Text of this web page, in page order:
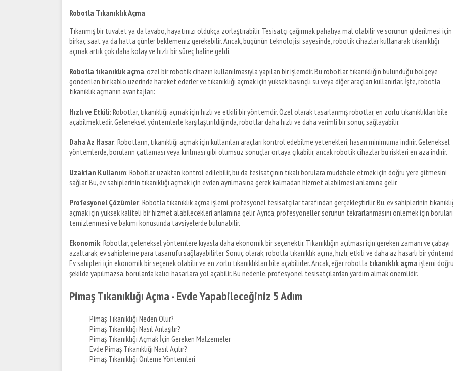
Robotla Tıkanıklık Açma
Tıkanmış bir tuvalet ya da lavabo, hayatınızı oldukça zorlaştırabilir. Tesisatçı çağırmak pahalıya mal olabilir ve sorunun giderilmesi için
birkaç saat ya da hatta günler beklemeniz gerekebilir. Ancak, bugünün teknolojisi sayesinde, robotik cihazlar kullanarak tıkanıklığı
açmak artık çok daha kolay ve hızlı bir süreç haline geldi.
Robotla tıkanıklık açma, özel bir robotik cihazın kullanılmasıyla yapılan bir işlemdir. Bu robotlar, tıkanıklığın bulunduğu bölgeye
gönderilen bir kablo üzerinde hareket ederler ve tıkanıklığı açmak için yüksek basınçlı su veya diğer araçları kullanırlar. İşte, robotla
tıkanıklık açmanın avantajları:
Hızlı ve Etkili: Robotlar, tıkanıklığı açmak için hızlı ve etkili bir yöntemdir. Özel olarak tasarlanmış robotlar, en zorlu tıkanıklıkları bile
açabilmektedir. Geleneksel yöntemlerle karşılaştırıldığında, robotlar daha hızlı ve daha verimli bir sonuç sağlayabilir.
Daha Az Hasar: Robotların, tıkanıklığı açmak için kullanılan araçları kontrol edebilme yetenekleri, hasarı minimuma indirir. Geleneksel
yöntemlerde, boruların çatlaması veya kırılması gibi olumsuz sonuçlar ortaya çıkabilir, ancak robotik cihazlar bu riskleri en aza indirir.
Uzaktan Kullanım: Robotlar, uzaktan kontrol edilebilir, bu da tesisatçının tıkalı borulara müdahale etmek için doğru yere gitmesini
sağlar. Bu, ev sahiplerinin tıkanıklığı açmak için evden ayrılmasına gerek kalmadan hizmet alabilmesi anlamına gelir.
Profesyonel Çözümler: Robotla tıkanıklık açma işlemi, profesyonel tesisatçılar tarafından gerçekleştirilir. Bu, ev sahiplerinin
açmak için yüksek kaliteli bir hizmet alabilecekleri anlamına gelir. Ayrıca, profesyoneller, sorunun tekrarlanmasını önlemek için
temizlenmesi ve bakımı konusunda tavsiyelerde bulunabilir.
Ekonomik: Robotlar, geleneksel yöntemlere kıyasla daha ekonomik bir seçenektir. Tıkanıklığın açılması için gereken zamanı ve çabayı
azaltarak, ev sahiplerine para tasarrufu sağlayabilirler. Sonuç olarak, robotla tıkanıklık açma, hızlı, etkili ve daha az hasarlı bir
Ev sahipleri için ekonomik bir seçenek olabilir ve en zorlu tıkanıklıkları bile açabilirler. Ancak, eğer robotla tıkanıklık açma işlemi
şekilde yapılmazsa, borularda kalıcı hasarlara yol açabilir. Bu nedenle, profesyonel tesisatçılardan yardım almak önemlidir.
Pimaş Tıkanıklığı Açma - Evde Yapabileceğiniz 5 Adım
Pimaş Tıkanıklığı Neden Olur?
Pimaş Tıkanıklığı Nasıl Anlaşılır?
Pimaş Tıkanıklığı Açmak İçin Gereken Malzemeler
Evde Pimaş Tıkanıklığı Nasıl Açılır?
Pimaş Tıkanıklığı Önleme Yöntemleri